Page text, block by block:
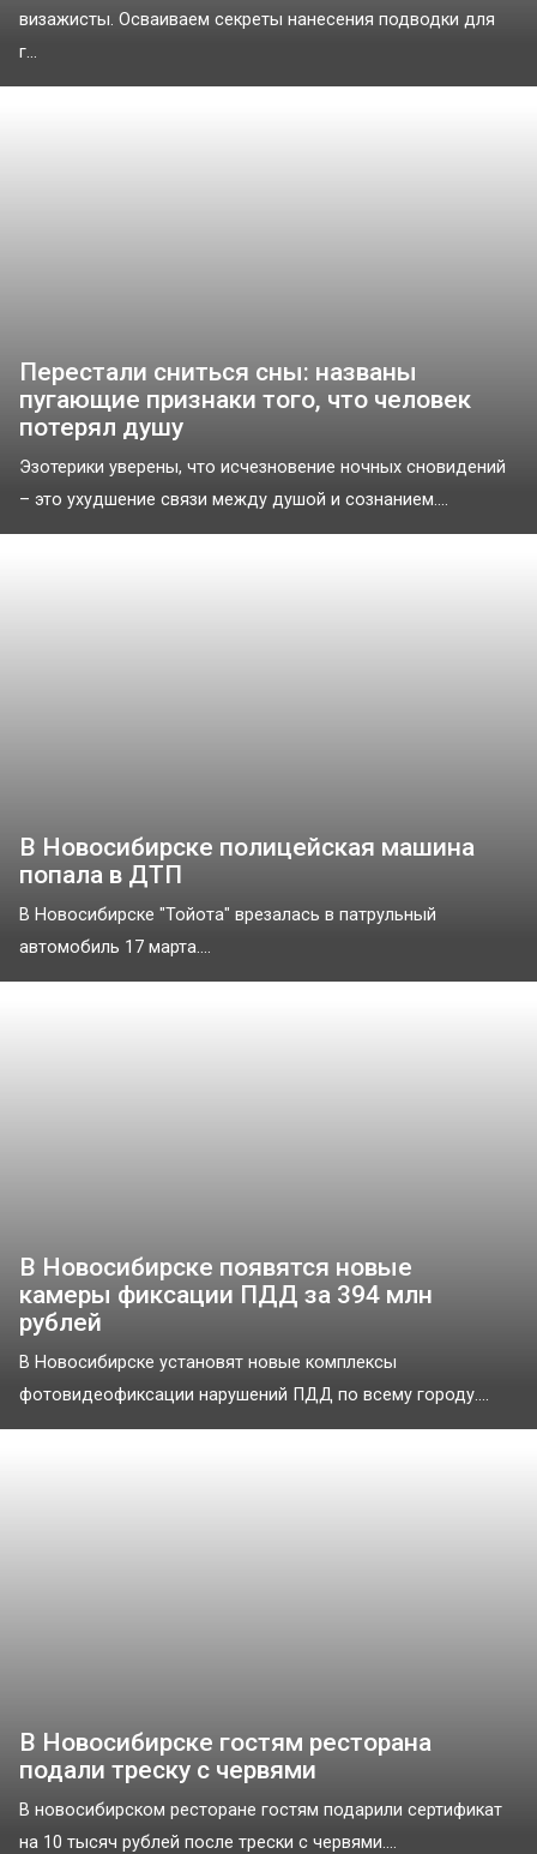
визажисты. Осваиваем секреты нанесения подводки для
г...
Перестали сниться сны: названы
пугающие признаки того, что человек
потерял душу
Эзотерики уверены, что исчезновение ночных сновидений
– это ухудшение связи между душой и сознанием....
В Новосибирске полицейская машина
попала в ДТП
В Новосибирске "Тойота" врезалась в патрульный
автомобиль 17 марта....
В Новосибирске появятся новые
камеры фиксации ПДД за 394 млн
рублей
В Новосибирске установят новые комплексы
фотовидеофиксации нарушений ПДД по всему городу....
В Новосибирске гостям ресторана
подали треску с червями
В новосибирском ресторане гостям подарили сертификат
на 10 тысяч рублей после трески с червями....